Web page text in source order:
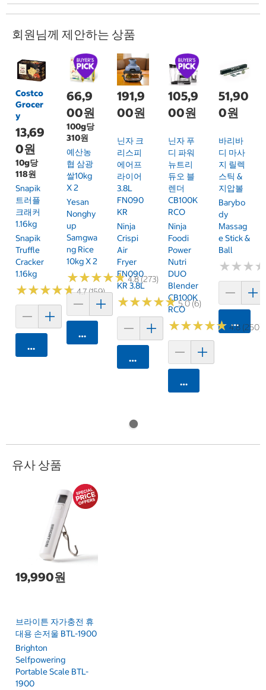
회원님께 제안하는 상품
Costco
Grocer
y
13,69
0원
10g당
118원
Snapik
트러플
크래커
1.16kg
Snapik
Truffle
Cracker
1.16kg
★★★★★
★★★★★4.7 (159)
카트에 담기
66,9
00원
100g당
310원
예산농
협 삼광
쌀10kg
X 2
Yesan
Nonghy
Up
Samgwa
Ng Rice
10kg X 2
★★★★★
★★★★★4.8 (273)
카트에 담기
191,9
00원
닌자 크
리스피
에어프
라이어
3.8L
FN090
KR
Ninja
Crispi
Air
Fryer
FN090
KR 3.8L
★★★★★
★★★★★5.0 (6)
카트에 담기
105,9
00원
닌자 푸
디 파워
뉴트리
듀오 블
렌더
CB100K
RCO
Ninja
Foodi
Power
Nutri
DUO
Blender
CB100K
RCO
★★★★★
★★★★★ 4.8 (250)
카트에 담기
51,90
0원
바리바
디 마사
지 릴렉
스틱 &
지압볼
Barybo
Dy
Massag
E Stick &
Ball
★★★
★★★
카트에
유사 상품
19,990원
브라이튼 자가충전 휴
대용 손저울 BTL-1900
Brighton
Selfpowering
Portable Scale BTL-
1900